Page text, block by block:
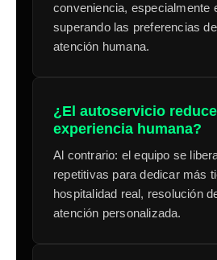
conveniencia, especialmente
superando las preferencias
atención humana.
¿El autoservicio
experiencia humana?
Al contrario: el equipo se
repetitivas para dedicar más
hospitalidad real, resolución
atención personalizada.